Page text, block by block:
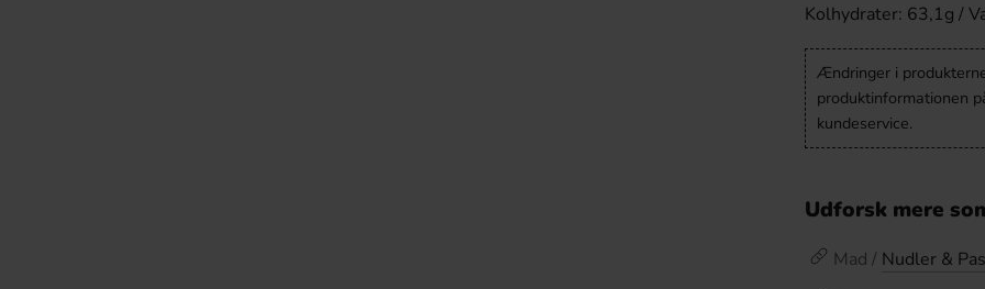
Kolhydrater: 63,1g /
Ændringer i
produktinformationen
kundeservice.
Udforsk mere
Mad / Nudler &